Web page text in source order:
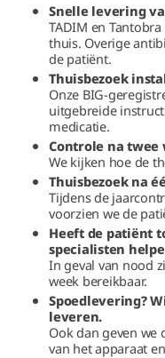
Snelle levering
TADIM en
thuis. Overige
de patiënt.
Thuisbezoek
Onze BIG-
uitgebreide
medicatie.
Controle na twee
We kijken hoe de
Thuisbezoek na
Tijdens de
voorzien we de
Heeft de patiënt
specialisten
In geval van nood
week bereikbaar.
Spoedlevering?
leveren.
Ook dan geven
van het apparaat